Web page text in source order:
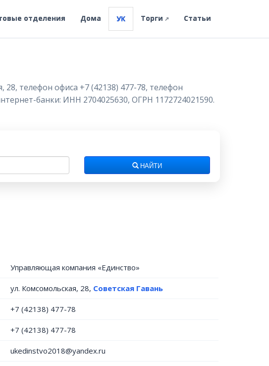
отделения Дома УК Торги ↗ Статьи
телефон офиса +7 (42138) 477-78, телефон
банки: ИНН 2704025630, ОГРН 1172724021590.
НАЙТИ
Управляющая компания «Единство»
ул. Комсомольская, 28, Советская Гавань
+7 (42138) 477-78
+7 (42138) 477-78
ukedinstvo2018@yandex.ru